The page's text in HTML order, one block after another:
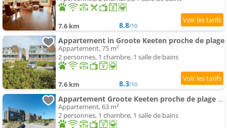
7.6 km 8.8/10
Appartement in Groote Keeten proche de plage
Appartement, 75 m²
2 personnes, 1 chambre, 1 salle de bains
7.6 km 8.3/10
Appartement Groote Keeten proche de plage & Sauna
Appartement, 63 m²
2 personnes, 1 chambre, 1 salle de bains